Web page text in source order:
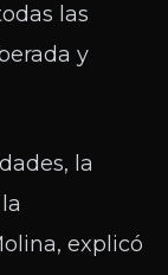
las
y
la
explicó